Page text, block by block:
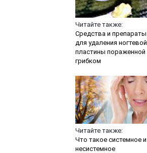
Читайте также:
Средства и препараты
для удаления ногтевой
пластины пораженной
грибком
Читайте также:
Что такое системное и
несистемное